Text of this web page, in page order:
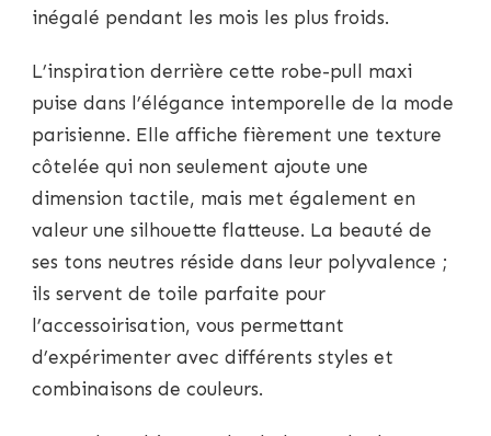
inégalé pendant les mois les plus froids.
L’inspiration derrière cette robe-pull maxi
puise dans l’élégance intemporelle de la mode
parisienne. Elle affiche fièrement une texture
côtelée qui non seulement ajoute une
dimension tactile, mais met également en
valeur une silhouette flatteuse. La beauté de
ses tons neutres réside dans leur polyvalence ;
ils servent de toile parfaite pour
l’accessoirisation, vous permettant
d’expérimenter avec différents styles et
combinaisons de couleurs.